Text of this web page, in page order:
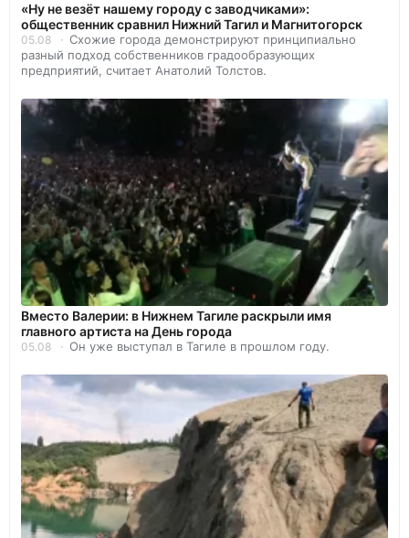
«Ну не везёт нашему городу с заводчиками»:
общественник сравнил Нижний Тагил и Магнитогорск
05.08
Схожие города демонстрируют принципиально
разный подход собственников градообразующих
предприятий, считает Анатолий Толстов.
Вместо Валерии: в Нижнем Тагиле раскрыли имя
главного артиста на День города
05.08 Он уже выступал в Тагиле в прошлом году.